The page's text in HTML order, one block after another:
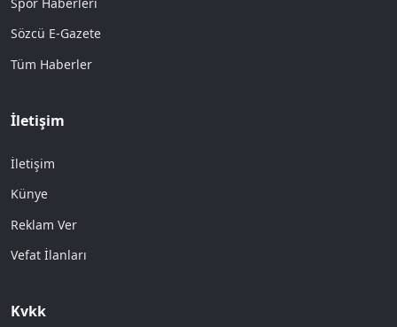
Sözcü E-Gazete
Tüm Haberler
İletişim
İletişim
Künye
Reklam Ver
Vefat İlanları
Kvkk